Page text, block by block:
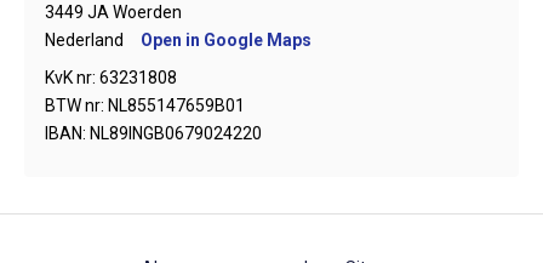
3449 JA Woerden
Nederland
Open in Google Maps
KvK nr: 63231808
BTW nr: NL855147659B01
IBAN: NL89INGB0679024220